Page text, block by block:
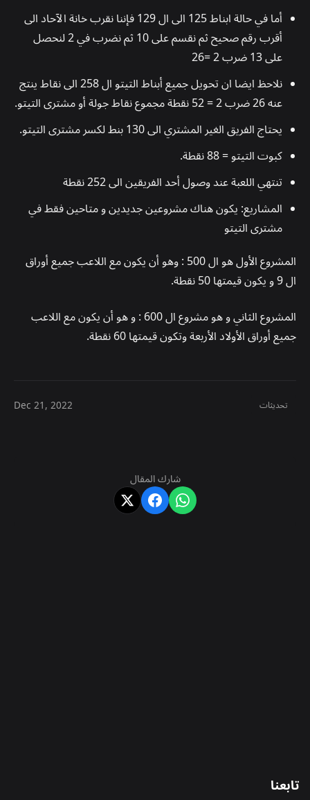
أما في حالة ابناط 125 الى ال 129 فإننا نقرب خانة الآحاد الى
أقرب رقم صحيح ثم نقسم على 10 ثم نضرب في 2 لنحصل
على 13 ضرب 2 =26
نلاحظ ايضا ان تحويل جميع أبناط التيتو ال 258 الى نقاط ينتج
عنه 26 ضرب 2 = 52 نقطة مجموع نقاط جولة أو مشترى التيتو.
يحتاج الفريق الغير المشتري الى 130 بنط لكسر مشترى التيتو.
كبوت التيتو = 88 نقطة.
تنتهي اللعبة عند وصول أحد الفريقين الى 252 نقطة
المشاريع: يكون هناك مشروعين جديدين و متاحين فقط في
مشترى التيتو
المشروع الأول هو ال 500 : وهو أن يكون مع اللاعب جميع أوراق
ال 9 و يكون قيمتها 50 نقطة.
المشروع الثاني و هو مشروع ال 600 : و هو أن يكون مع اللاعب
جميع أوراق الأولاد الأربعة وتكون قيمتها 60 نقطة.
تحديثات Dec 21, 2022
شارك المقال
تابعنا